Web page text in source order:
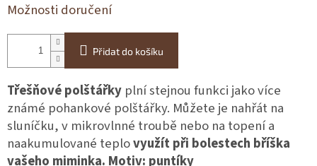
Možnosti doručení
Přidat do košíku
Třešňové polštářky plní stejnou funkci jako více
známé pohankové polštářky. Můžete je nahřát na
sluníčku, v mikrovlnné troubě nebo na topení a
naakumulované teplovyužít při bolestech bříška
vašeho miminka. Motiv: puntíky